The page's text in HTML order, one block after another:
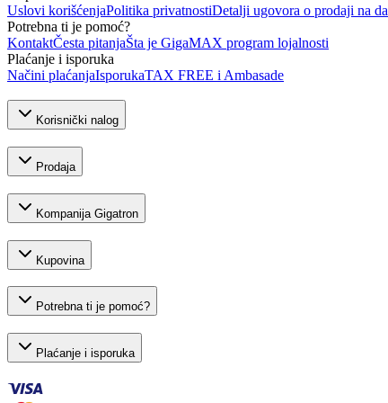
Uslovi korišćenjaPolitika privatnostiDetalji ugovora o prodaji na
Potrebna ti je pomoć?
KontaktČesta pitanjaŠta je GigaMAX program lojalnosti
Plaćanje i isporuka
Načini plaćanjaIsporukaTAX FREE i Ambasade
Korisnički nalog
Prodaja
Kompanija Gigatron
Kupovina
Potrebna ti je pomoć?
Plaćanje i isporuka